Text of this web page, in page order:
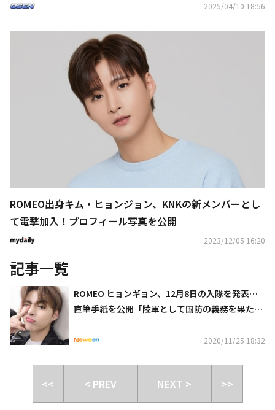
2025/04/10 18:56
ROMEO出身キム・ヒョンジョン、KNKの新メンバーとし
て電撃加入！プロフィール写真を公開
2023/12/05 16:20
記事一覧
ROMEO ヒョンギョン、12月8日の入隊を発表…
直筆手紙を公開「陸軍として国防の義務を果た
2020/11/25 18:32
<< < PREV NEXT > >>